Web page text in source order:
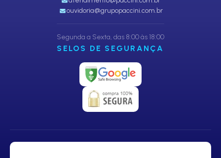
ouvidoria@grupopaccini.com.br
Segunda a Sexta, das 8:00 às 18:00
SELOS DE SEGURANÇA